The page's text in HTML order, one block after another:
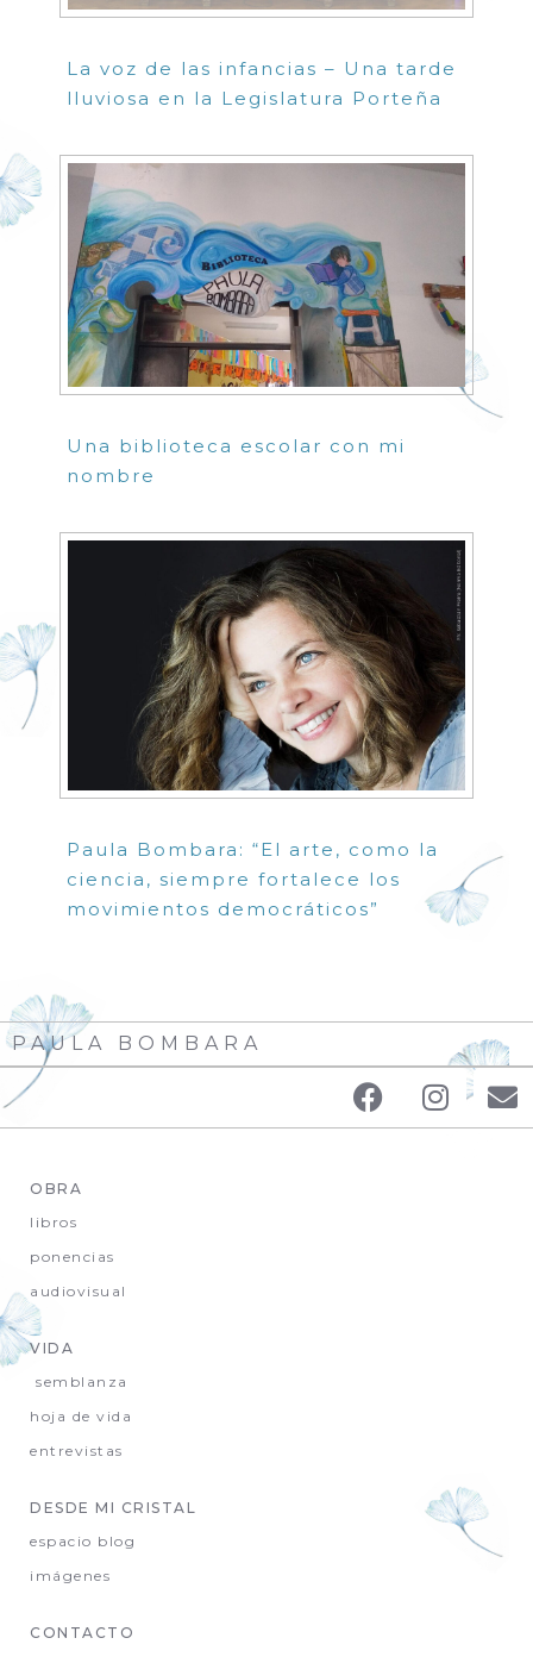
La voz de las infancias – Una tarde
lluviosa en la Legislatura Porteña
Una biblioteca escolar con mi
nombre
Paula Bombara: “El arte, como la
ciencia, siempre fortalece los
movimientos democráticos”
PAULA BOMBARA
OBRA
libros
ponencias
audiovisual
VIDA
semblanza
hoja de vida
entrevistas
DESDE MI CRISTAL
espacio blog
imágenes
CONTACTO